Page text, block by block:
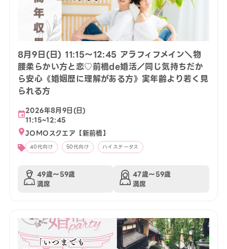
8月9日(日) 11:15〜12:45 アラフィフメイン＼物
腰柔らかい方と恋♡前橋de婚活／同じ気持ちだか
ら安心《婚姻歴に理解がある方》実年齢より若く見
られる方
2026年8月9日(日)
11:15~12:45
JOMOスクエア【新前橋】
40代向け 50代向け ハイステータス
49歳〜59歳
満席
47歳〜59歳
満席